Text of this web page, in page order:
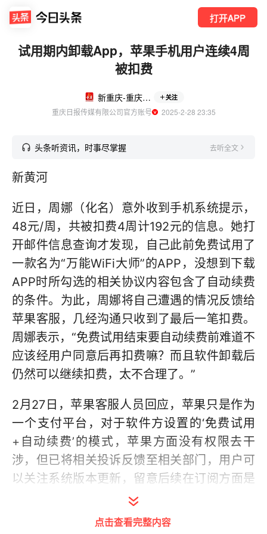
打开APP
试用期内卸载App，苹果手机用户连续4周
被扣费
新重庆-重庆日报 关注
重庆日报传媒有限公司官方账号
  2025-2-28 23:35
头条听资讯，时事尽掌握 去听全文
新黄河
近日，周娜（化名）意外收到手机系统提示，
48元/周，共被扣费4周计192元的信息。她打
开邮件信息查询才发现，自己此前免费试用了
一款名为“万能WiFi大师”的APP，没想到下载
APP时所勾选的相关协议内容包含了自动续费
的条件。为此，周娜将自己遭遇的情况反馈给
苹果客服，几经沟通只收到了最后一笔扣费。
周娜表示，“免费试用结束要自动续费前难道不
应该经用户同意后再扣费嘛？而且软件卸载后
仍然可以继续扣费，太不合理了。”
2月27日，苹果客服人员回应，苹果只是作为
一个支付平台，对于软件方设置的‘免费试用
+自动续费’的模式，苹果方面没有权限去干
涉，但已将相关投诉反馈至相关部门，用户可
以关注系统版本更新，留意后续在订阅方面是
否进行了改进。山东泉泽律师事务所律师金晓
东在接受新黄河记者采访时表示，“免费试用
点击查看完整内容